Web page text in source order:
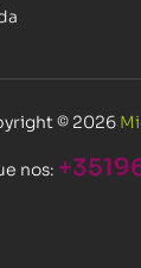
© 2026
nos: